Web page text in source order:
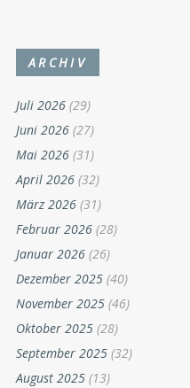
ARCHIV
Juli 2026 (29)
Juni 2026 (27)
Mai 2026 (31)
April 2026 (32)
März 2026 (31)
Februar 2026 (28)
Januar 2026 (26)
Dezember 2025 (40)
November 2025 (46)
Oktober 2025 (28)
September 2025 (32)
August 2025 (13)